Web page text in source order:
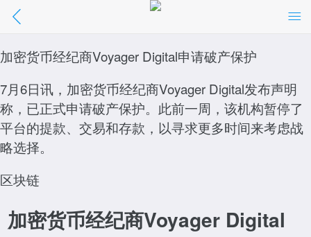
加密货币经纪商Voyager Digital申请破产保护
7月6日讯，加密货币经纪商Voyager Digital发布声明
称，已正式申请破产保护。此前一周，该机构暂停了
平台的提款、交易和存款，以寻求更多时间来考虑战
略选择。
区块链
加密货币经纪商Voyager Digital
加密货币经纪商Voyager Digital申请破产保
护
//m.01caijing.com/article/325097.htm
点击阅读